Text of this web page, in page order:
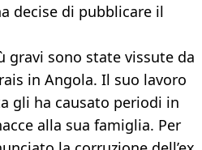
decise di pubblicare il
gravi sono state vissute da
in Angola. Il suo lavoro
gli ha causato periodi in
alla sua famiglia. Per